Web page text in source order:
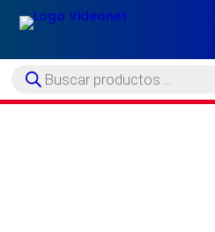
Búsqueda
de